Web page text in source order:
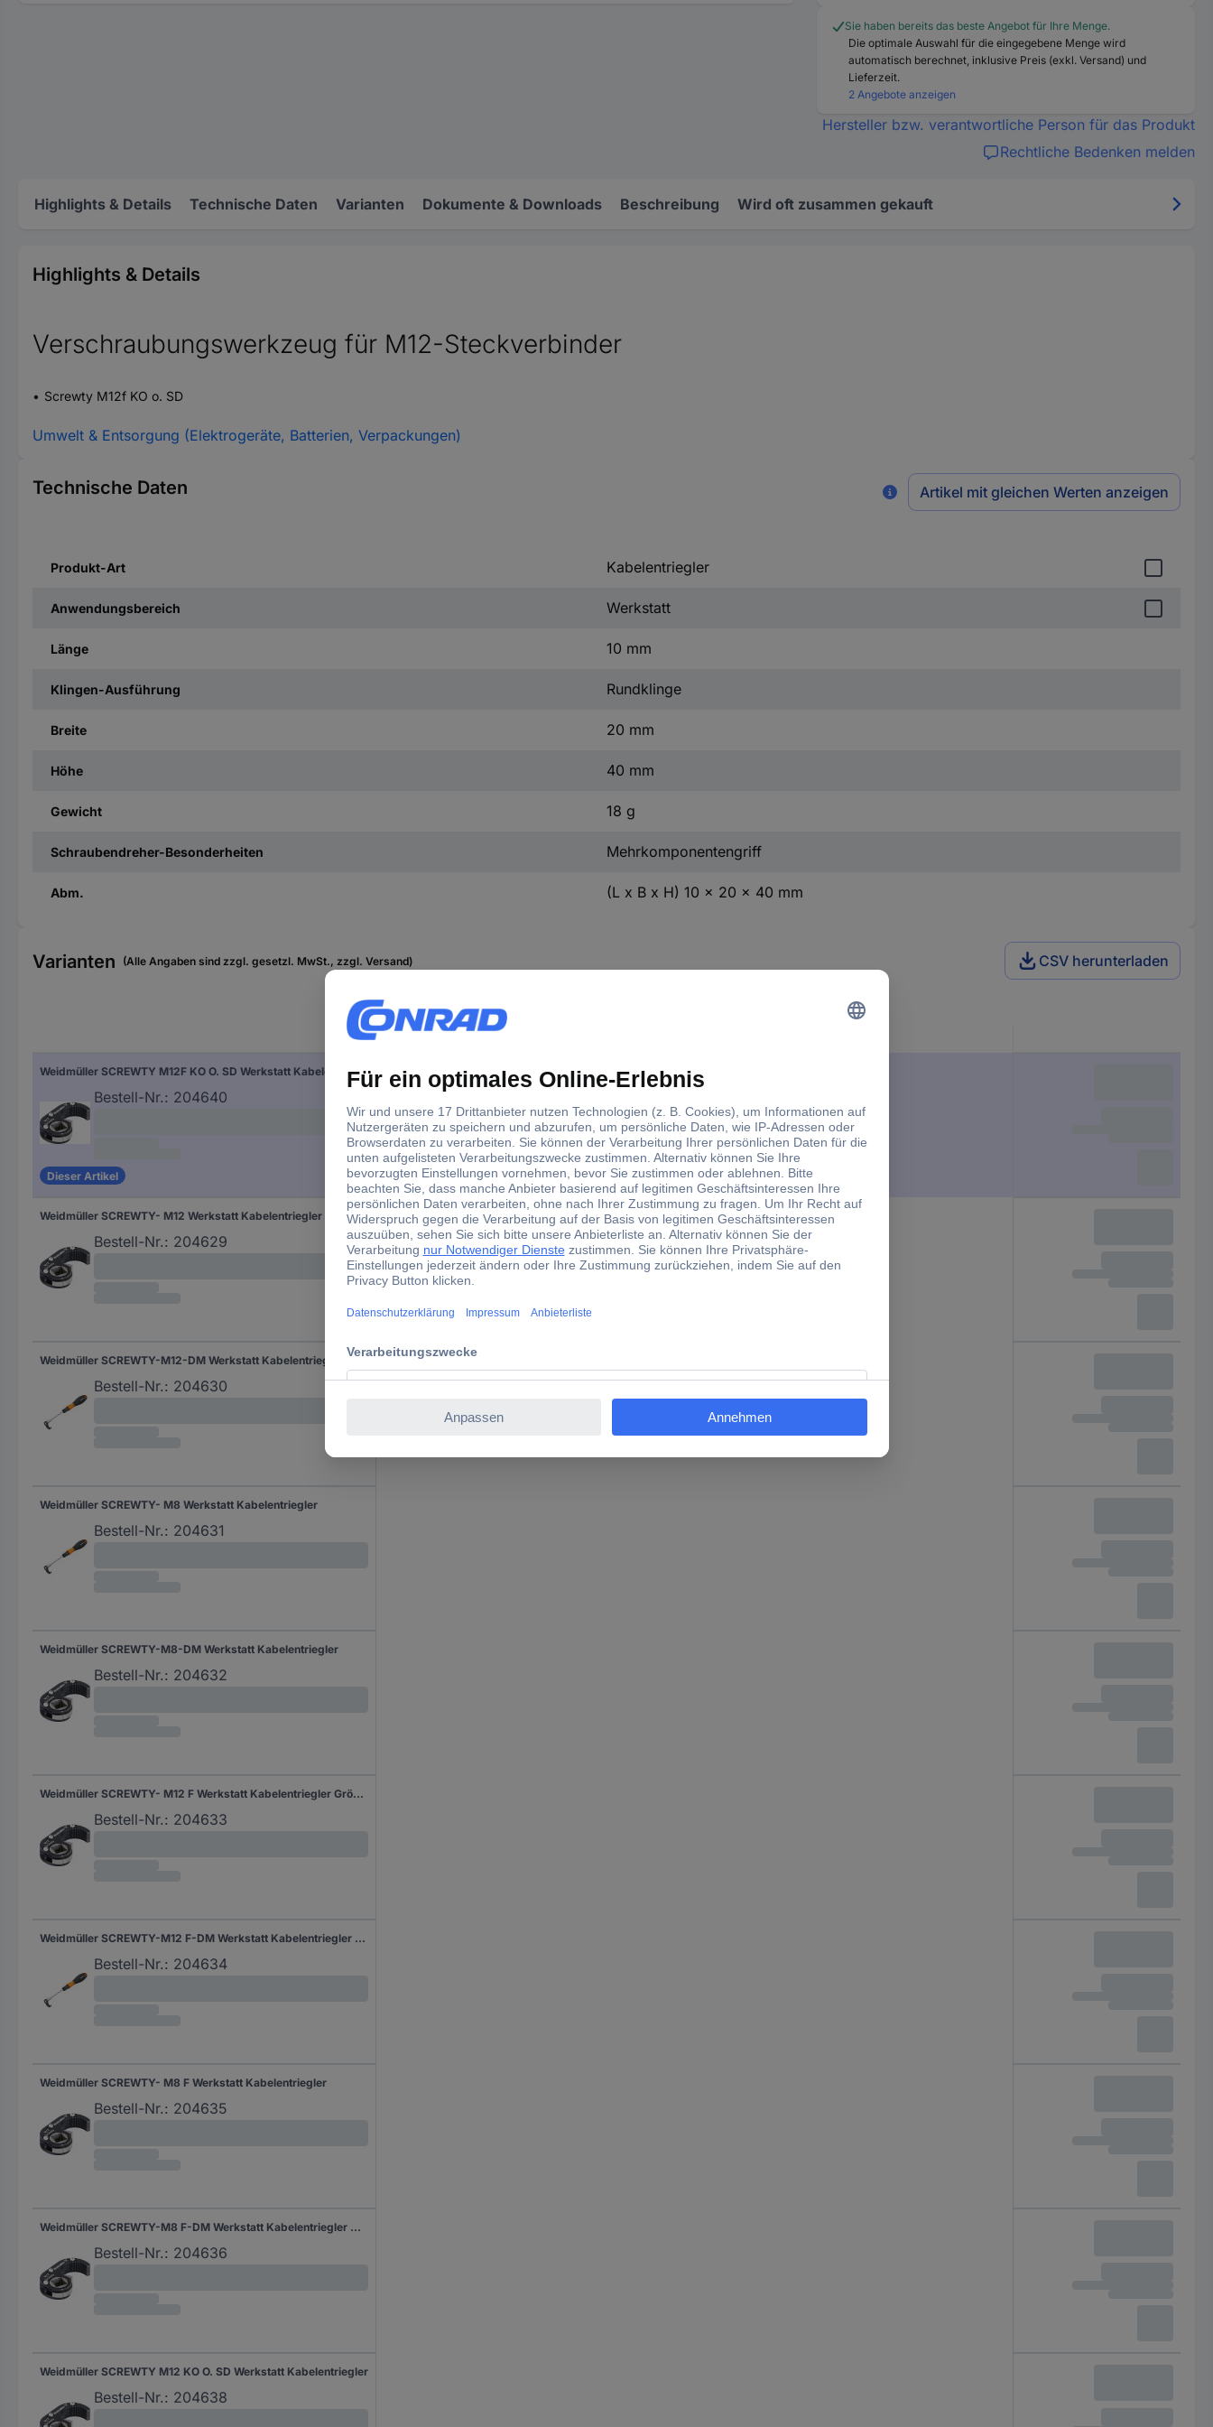
Sie haben bereits das beste Angebot für Ihre Menge.
Die optimale Auswahl für die eingegebene Menge wird
automatisch berechnet, inklusive Preis (exkl. Versand) und
Lieferzeit.
2 Angebote anzeigen
Hersteller bzw. verantwortliche Person für das Produkt
Rechtliche Bedenken melden
Highlights & Details Technische Daten Varianten Dokumente & Downloads Beschreibung Wird oft zusammen gekauft
Highlights & Details
Verschraubungswerkzeug für M12-Steckverbinder
Screwty M12f KO o. SD
Umwelt & Entsorgung (Elektrogeräte, Batterien, Verpackungen)
Technische Daten Artikel mit gleichen Werten anzeigen
Produkt-Art Kabelentriegler
Anwendungsbereich Werkstatt
Länge 10 mm
Klingen-Ausführung Rundklinge
Breite 20 mm
Höhe 40 mm
Gewicht 18 g
Schraubendreher-Besonderheiten Mehrkomponentengriff
Abm. (L x B x H) 10 x 20 x 40 mm
Varianten (Alle Angaben sind zzgl. gesetzl. MwSt., zzgl. Versand) CSV herunterladen
Weidmüller SCREWTY M12F KO O. SD Werkstatt Kabelentriegler
Bestell-Nr.: 204640
Dieser Artikel
Weidmüller SCREWTY- M12 Werkstatt Kabelentriegler
Bestell-Nr.: 204629
Weidmüller SCREWTY-M12-DM Werkstatt Kabelentriegler
Bestell-Nr.: 204630
Weidmüller SCREWTY- M8 Werkstatt Kabelentriegler
Bestell-Nr.: 204631
Weidmüller SCREWTY-M8-DM Werkstatt Kabelentriegler
Bestell-Nr.: 204632
Weidmüller SCREWTY- M12 F Werkstatt Kabelentriegler Größe (Schraubendreher) 1/4"
Bestell-Nr.: 204633
Weidmüller SCREWTY-M12 F-DM Werkstatt Kabelentriegler Größe (Schraubendreher) 1/4"
Bestell-Nr.: 204634
Weidmüller SCREWTY- M8 F Werkstatt Kabelentriegler
Bestell-Nr.: 204635
Weidmüller SCREWTY-M8 F-DM Werkstatt Kabelentriegler Größe (Schraubendreher) M8
Bestell-Nr.: 204636
Weidmüller SCREWTY M12 KO O. SD Werkstatt Kabelentriegler
Bestell-Nr.: 204638